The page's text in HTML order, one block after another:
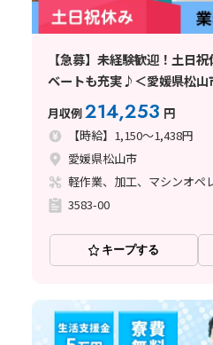
【急募】未経験歓迎！土日
ベートも充実♪＜愛媛県松山
月収例214,253 円
【時給】1,150～1,438円
愛媛県松山市
軽作業、加工、マシンオペ
3583-00
キープする